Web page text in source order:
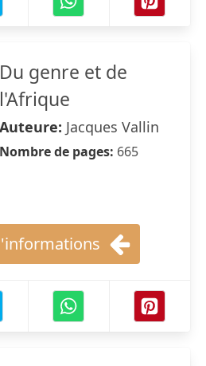
Du genre et de
l'Afrique
Auteure: Jacques Vallin
Nombre de pages: 665